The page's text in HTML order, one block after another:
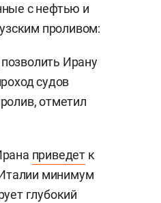
с нефтью и
проливом:
позволить Ирану
судов
отметил
приведет к
минимум
глубокий